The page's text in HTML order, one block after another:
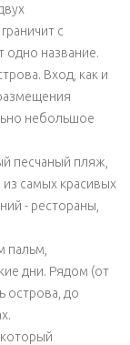
с
название.
Вход, как и
небольшое
песчаный пляж,
самых красивых
- рестораны,
пальм,
дни. Рядом (от
острова, до